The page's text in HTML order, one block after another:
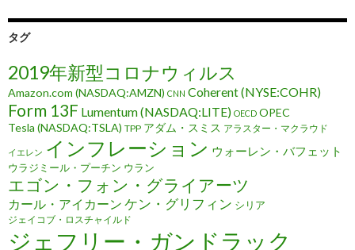
タグ
2019年新型コロナウィルス
Amazon.com (NASDAQ:AMZN) CNN Coherent (NYSE:COHR)
Form 13F Lumentum (NASDAQ:LITE) OECD OPEC
Tesla (NASDAQ:TSLA) TPP アダム・スミス アラスター・マクラウド
イエレン インフレーション ウォーレン・バフェット
ウラジミール・プーチン ウラン
エゴン・フォン・グライアーツ
カール・アイカーン ケン・グリフィン シリア
ジェイコブ・ロスチャイルド
ジェフリー・ガンドラック